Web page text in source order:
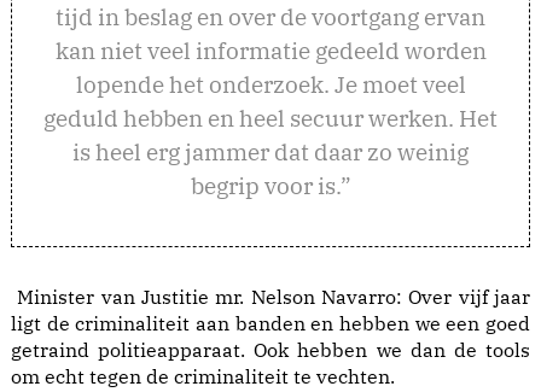
tijd in beslag en over de voortgang ervan
kan niet veel informatie gedeeld worden
lopende het onderzoek. Je moet veel
geduld hebben en heel secuur werken. Het
is heel erg jammer dat daar zo weinig
begrip voor is.”
Minister van Justitie mr. Nelson Navarro: Over vijf jaar
ligt de criminaliteit aan banden en hebben we een goed
getraind politieapparaat. Ook hebben we dan de tools
om echt tegen de criminaliteit te vechten.